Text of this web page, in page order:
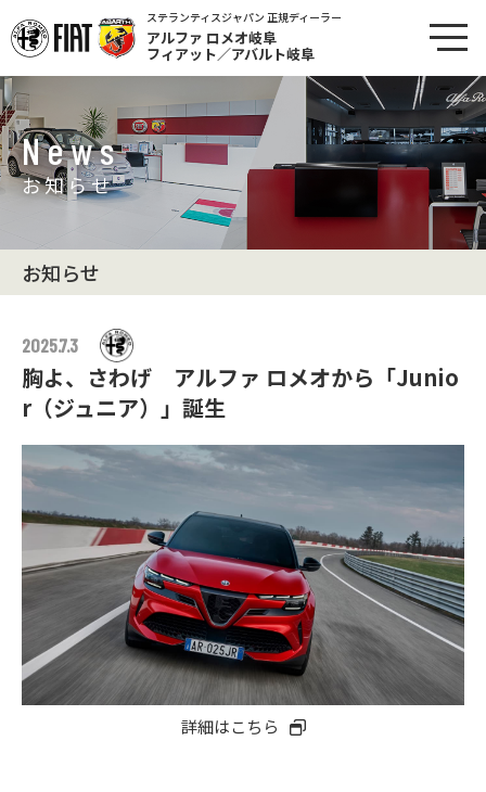
ステランティスジャパン 正規ディーラー
アルファ ロメオ岐阜
フィアット／アバルト岐阜
News
お知らせ
お知らせ
2025.7.3
胸よ、さわげ アルファ ロメオから「Junio
r（ジュニア）」誕生
詳細はこちら